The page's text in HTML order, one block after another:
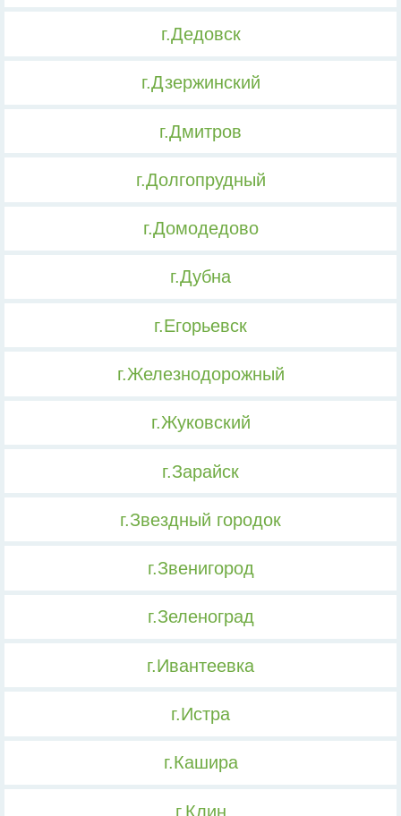
г.Дедовск
г.Дзержинский
г.Дмитров
г.Долгопрудный
г.Домодедово
г.Дубна
г.Егорьевск
г.Железнодорожный
г.Жуковский
г.Зарайск
г.Звездный городок
г.Звенигород
г.Зеленоград
г.Ивантеевка
г.Истра
г.Кашира
г.Клин